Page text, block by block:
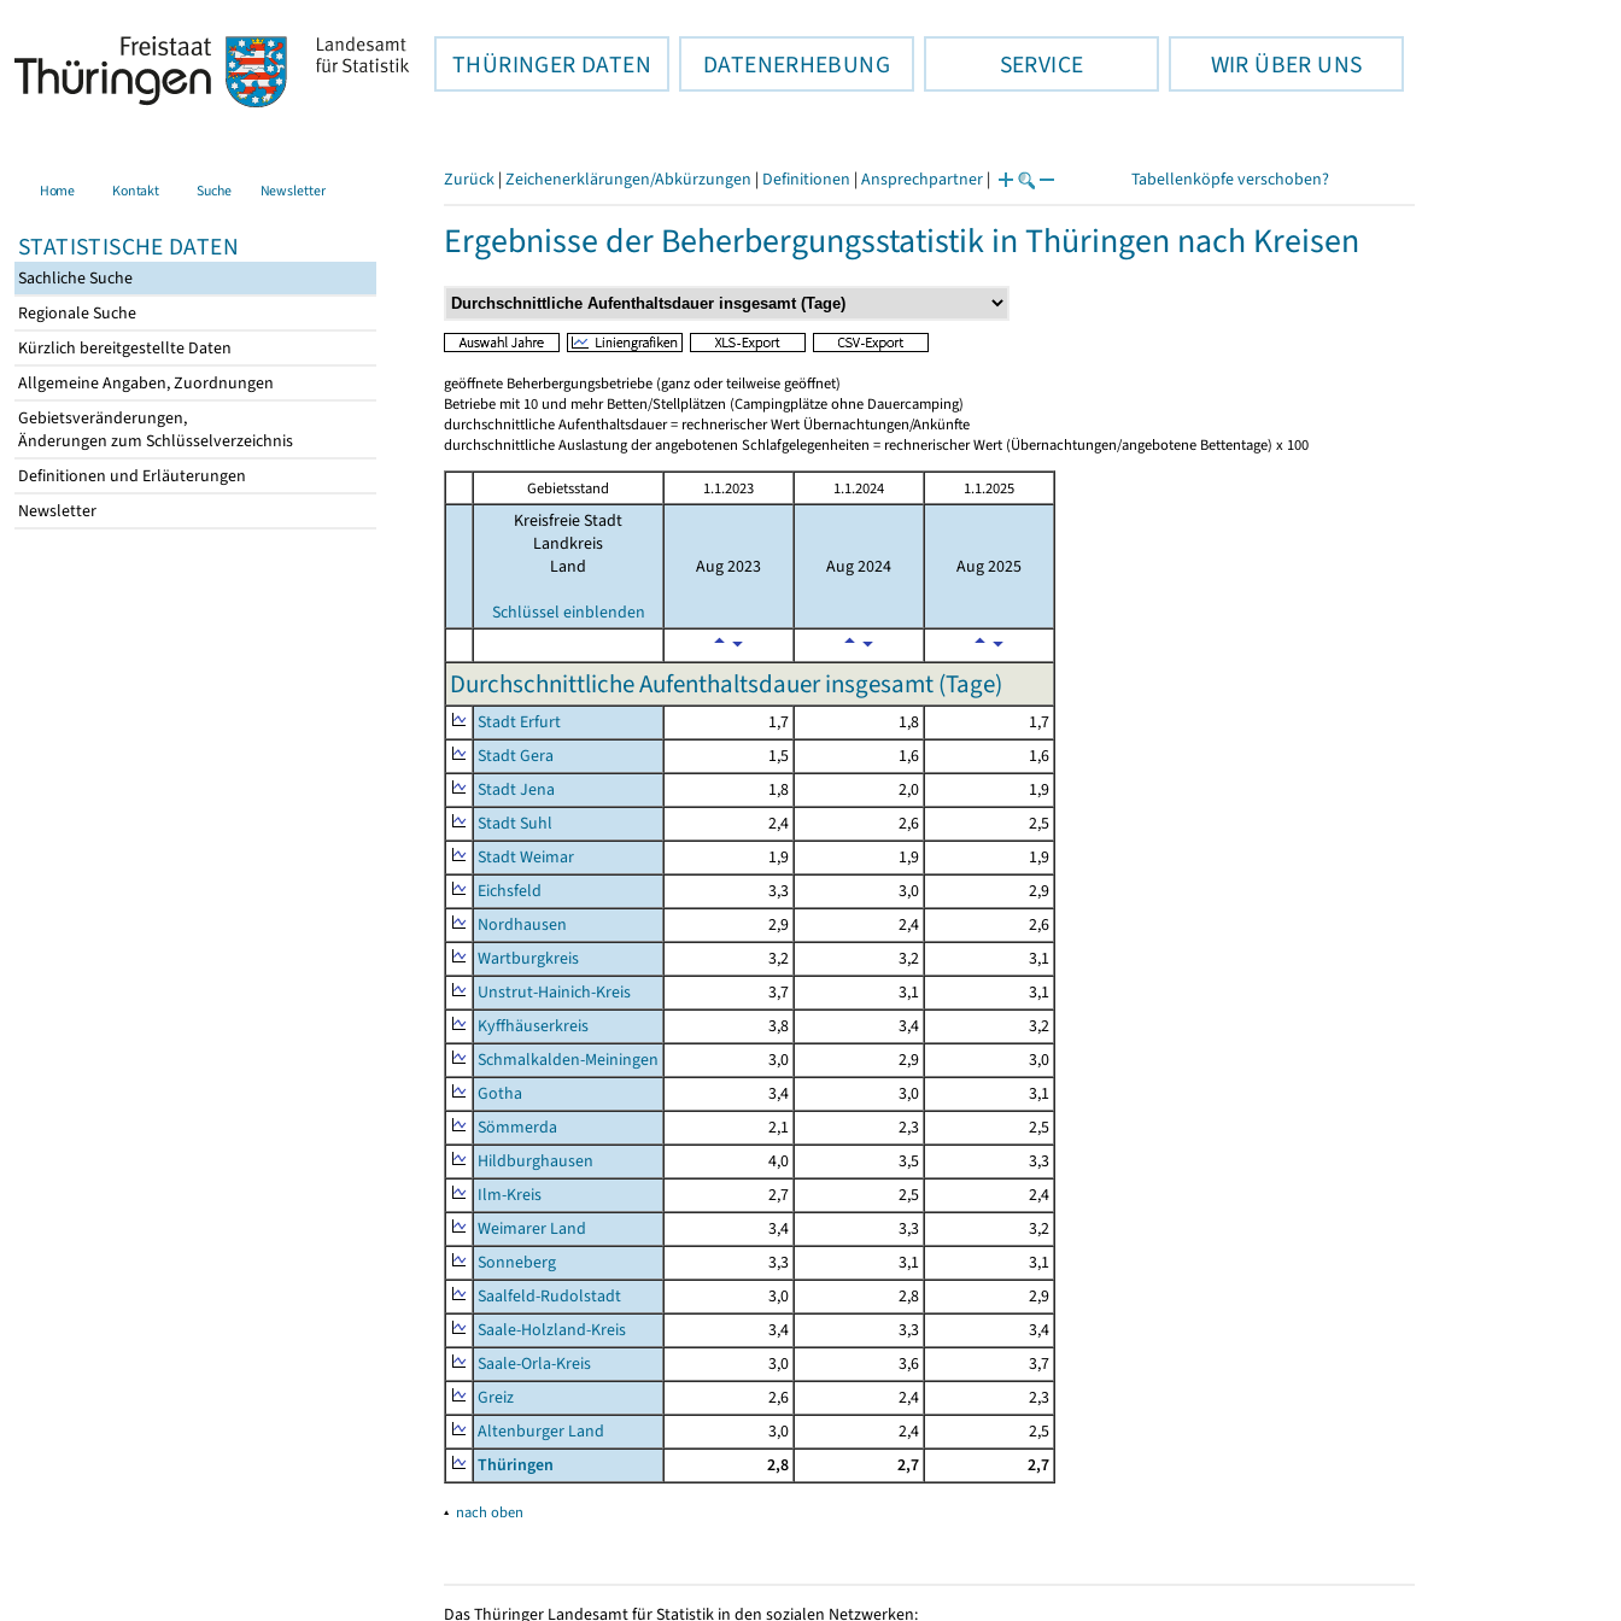
THÜRINGER DATEN DATENERHEBUNG SERVICE WIR ÜBER UNS
Home Kontakt Suche Newsletter
STATISTISCHE DATEN
Sachliche Suche
Regionale Suche
Kürzlich bereitgestellte Daten
Allgemeine Angaben, Zuordnungen
Gebietsveränderungen,
Änderungen zum Schlüsselverzeichnis
Definitionen und Erläuterungen
Newsletter
Zurück | Zeichenerklärungen/Abkürzungen | Definitionen | Ansprechpartner | Tabellenköpfe verschoben?
Ergebnisse der Beherbergungsstatistik in Thüringen nach Kreisen
geöffnete Beherbergungsbetriebe (ganz oder teilweise geöffnet)
Betriebe mit 10 und mehr Betten/Stellplätzen (Campingplätze ohne Dauercamping)
durchschnittliche Aufenthaltsdauer = rechnerischer Wert Übernachtungen/Ankünfte
durchschnittliche Auslastung der angebotenen Schlafgelegenheiten = rechnerischer Wert (Übernachtungen/angebotene Bettentage) x 100
Gebietsstand 1.1.2023 1.1.2024 1.1.2025
Kreisfreie Stadt
Landkreis
Land
Schlüssel einblenden
Aug 2023 Aug 2024 Aug 2025
Durchschnittliche Aufenthaltsdauer insgesamt (Tage)
Stadt Erfurt 1,7 1,8
1,7
Stadt Gera
1,5 1,6
1,6
Stadt Jena
1,8 2,0
1,9
Stadt Suhl
2,4 2,6
2,5
Stadt Weimar
1,9 1,9
1,9
Eichsfeld
3,3 3,0
2,9
Nordhausen
2,9 2,4
2,6
Wartburgkreis
3,2 3,2
3,1
Unstrut-Hainich-Kreis
3,7 3,1
3,1
Kyffhäuserkreis
3,8 3,4
3,2
Schmalkalden-Meiningen
3,0 2,9
3,0
Gotha
3,4 3,0
3,1
Sömmerda
2,1 2,3
2,5
Hildburghausen
4,0 3,5
3,3
Ilm-Kreis
2,7 2,5
2,4
Weimarer Land
3,4 3,3
3,2
Sonneberg
3,3 3,1
3,1
Saalfeld-Rudolstadt
3,0 2,8
2,9
Saale-Holzland-Kreis
3,4 3,3
3,4
Saale-Orla-Kreis
3,0 3,6
3,7
Greiz
2,6 2,4
2,3
Altenburger Land
3,0 2,4
2,5
Thüringen
2,8 2,7 2,7
▴ nach oben
Das Thüringer Landesamt für Statistik in den sozialen Netzwerken: